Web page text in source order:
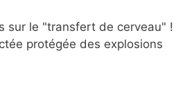
sur le "transfert de cerveau" !
protégée des explosions